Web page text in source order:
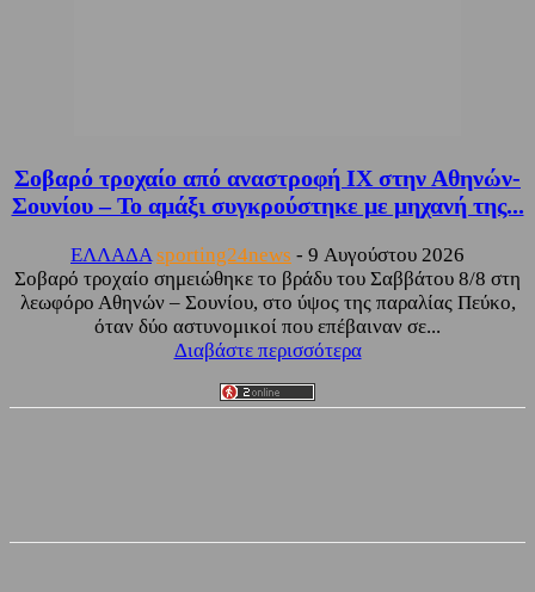
Σοβαρό τροχαίο από αναστροφή ΙΧ στην Αθηνών-
Σουνίου – Το αμάξι συγκρούστηκε με μηχανή της...
ΕΛΛΑΔΑ sporting24news - 9 Αυγούστου 2026
Σοβαρό τροχαίο σημειώθηκε το βράδυ του Σαββάτου 8/8 στη
λεωφόρο Αθηνών – Σουνίου, στο ύψος της παραλίας Πεύκο,
όταν δύο αστυνομικοί που επέβαιναν σε...
Διαβάστε περισσότερα